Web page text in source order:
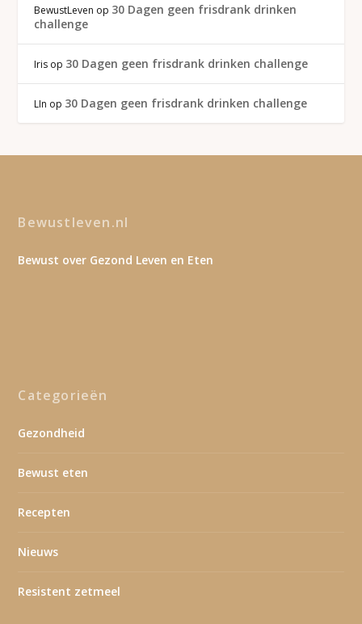
BewustLeven op 30 Dagen geen frisdrank drinken
challenge
Iris op 30 Dagen geen frisdrank drinken challenge
LIn op 30 Dagen geen frisdrank drinken challenge
Bewustleven.nl
Bewust over Gezond Leven en Eten
Categorieën
Gezondheid
Bewust eten
Recepten
Nieuws
Resistent zetmeel